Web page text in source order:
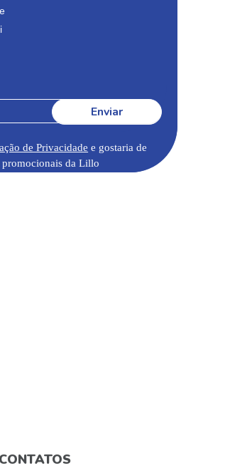
Enviar
de Privacidade e gostaria de
promocionais da Lillo
CONTATOS